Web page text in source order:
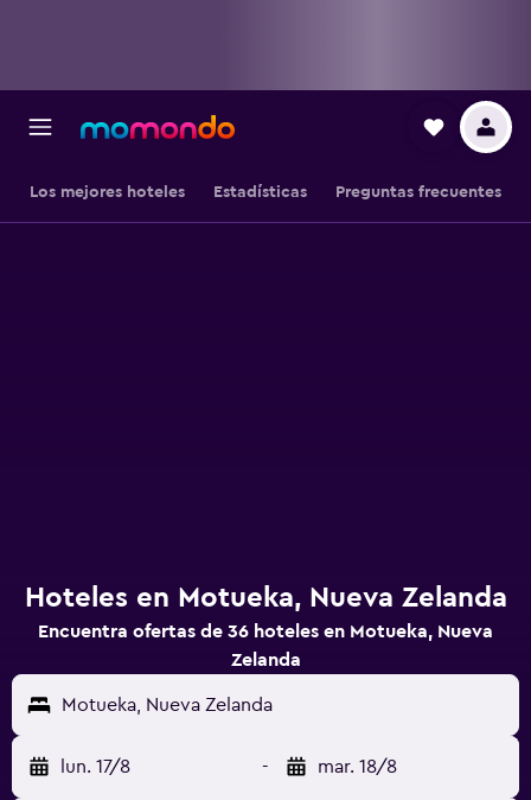
Los mejores hoteles Estadísticas Preguntas frecuentes
Hoteles en Motueka, Nueva Zelanda
Encuentra ofertas de 36 hoteles en Motueka, Nueva
Zelanda
Motueka, Nueva Zelanda
lun. 17/8 - mar. 18/8